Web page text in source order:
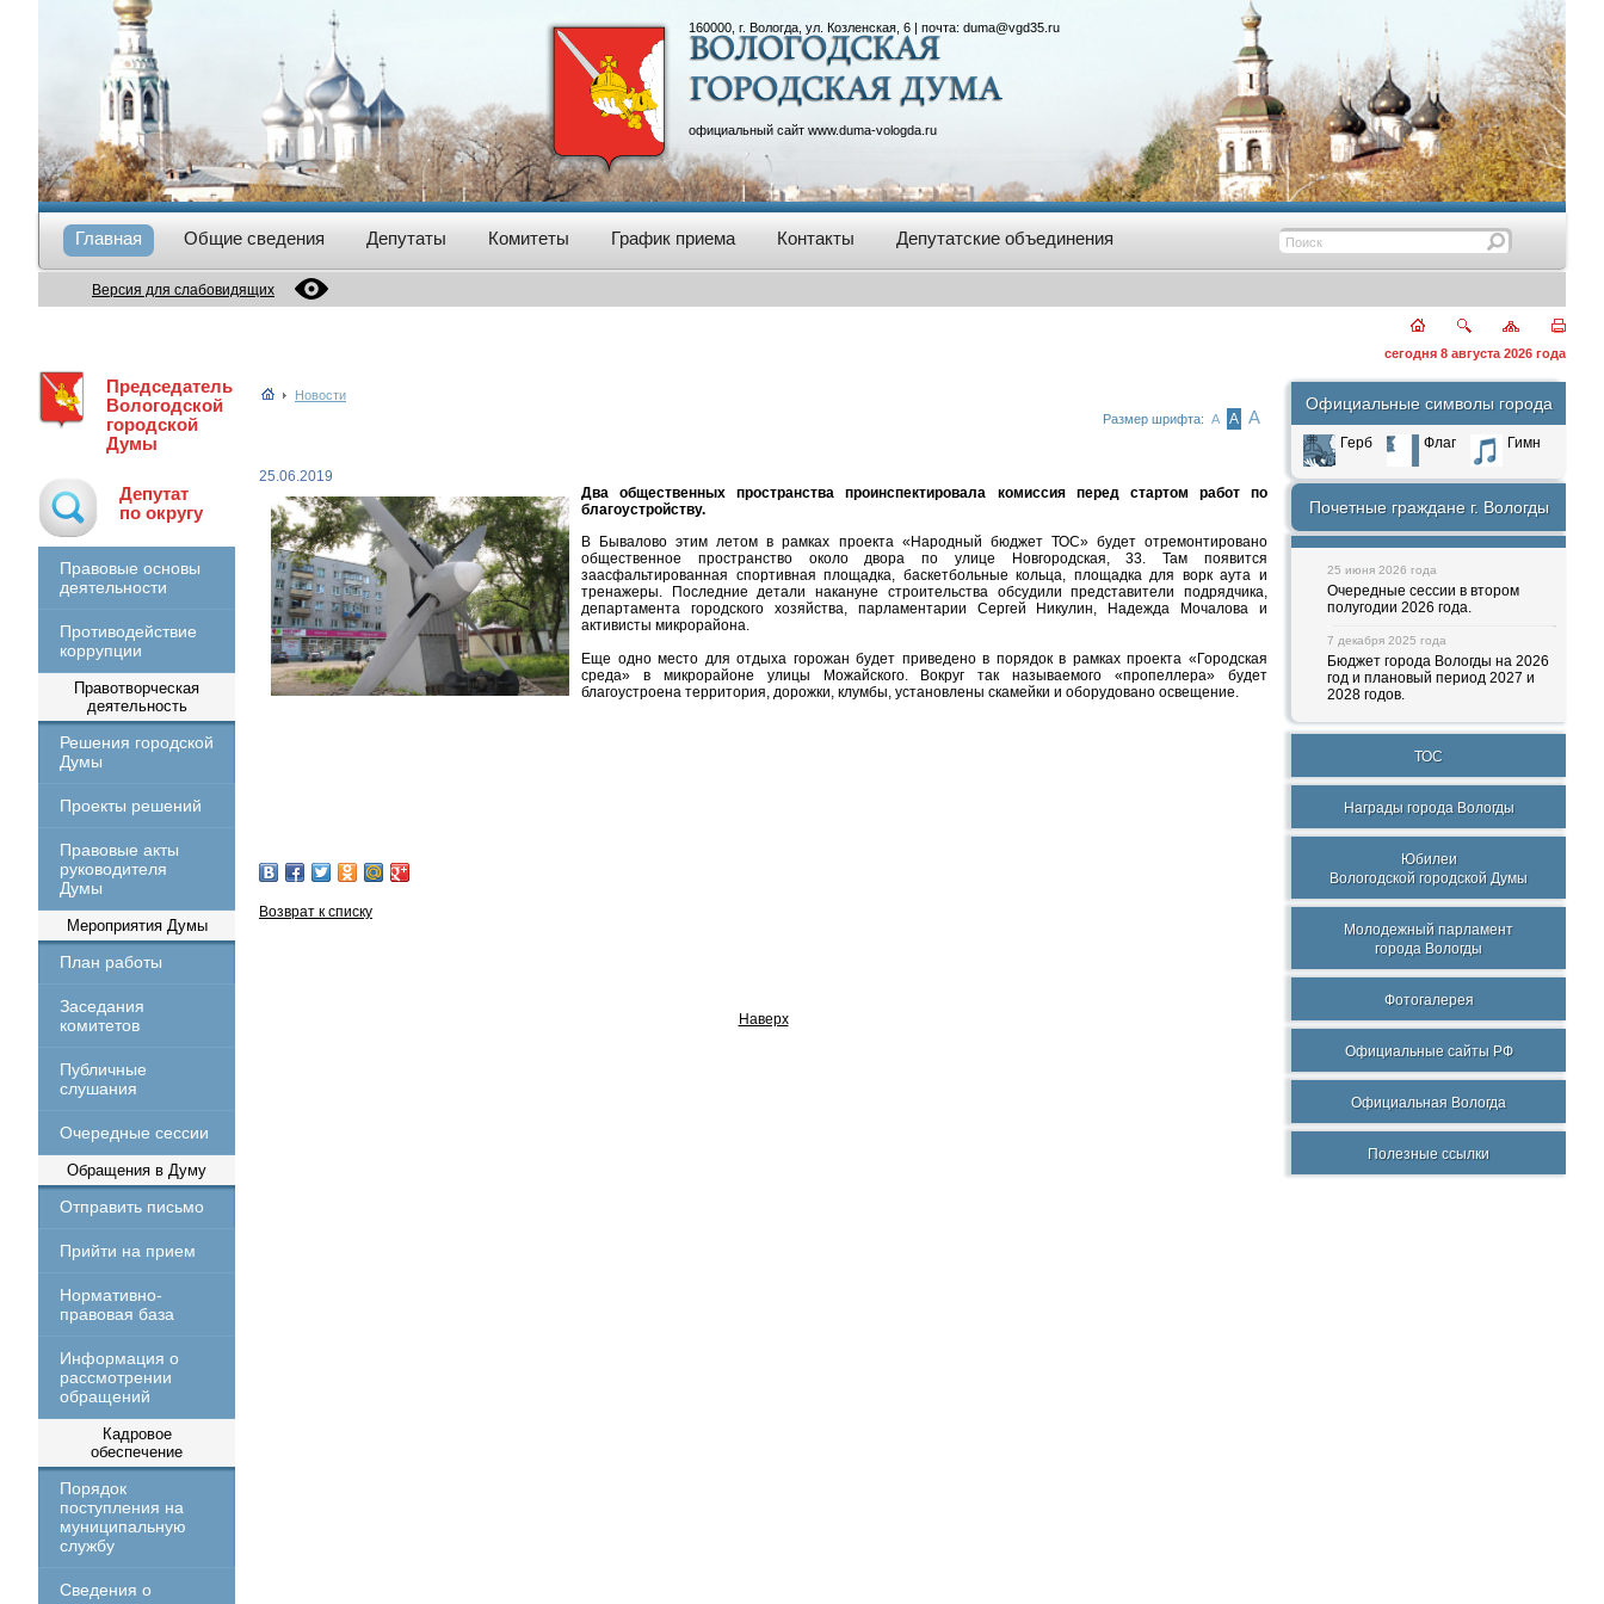
160000, г. Вологда, ул. Козленская, 6 | почта: duma@vgd35.ru
официальный сайт www.duma-vologda.ru
Главная Общие сведения Депутаты Комитеты График приема Контакты Депутатские объединения
Версия для слабовидящих
сегодня 8 августа 2026 года
Председатель
Вологодской
городской
Думы
Депутат
по округу
Правовые основы
деятельности
Противодействие
коррупции
Правотворческая
деятельность
Решения городской
Думы
Проекты решений
Правовые акты
руководителя
Думы
Мероприятия Думы
План работы
Заседания
комитетов
Публичные
слушания
Очередные сессии
Обращения в Думу
Отправить письмо
Прийти на прием
Нормативно-
правовая база
Информация о
рассмотрении
обращений
Кадровое
обеспечение
Порядок
поступления на
муниципальную
службу
Сведения о
Новости
Размер шрифта: А А А
25.06.2019
Два общественных пространства проинспектировала комиссия перед стартом работ по
благоустройству.
В Бывалово этим летом в рамках проекта «Народный бюджет ТОС» будет отремонтировано
общественное пространство около двора по улице Новгородская, 33. Там появится
заасфальтированная спортивная площадка, баскетбольные кольца, площадка для ворк аута и
тренажеры. Последние детали накануне строительства обсудили представители подрядчика,
департамента городского хозяйства, парламентарии Сергей Никулин, Надежда Мочалова и
активисты микрорайона.
Еще одно место для отдыха горожан будет приведено в порядок в рамках проекта «Городская
среда» в микрорайоне улицы Можайского. Вокруг так называемого «пропеллера» будет
благоустроена территория, дорожки, клумбы, установлены скамейки и оборудовано освещение.
Возврат к списку
Наверх
Официальные символы города
Герб Флаг Гимн
Почетные граждане г. Вологды
25 июня 2026 года
Очередные сессии в втором
полугодии 2026 года.
7 декабря 2025 года
Бюджет города Вологды на 2026
год и плановый период 2027 и
2028 годов.
ТОС
Награды города Вологды
Юбилеи
Вологодской городской Думы
Молодежный парламент
города Вологды
Фотогалерея
Официальные сайты РФ
Официальная Вологда
Полезные ссылки